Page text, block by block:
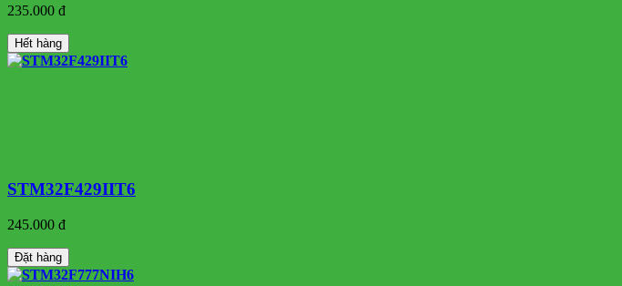
235.000 đ
Hết hàng
STM32F429IIT6
245.000 đ
Đặt hàng